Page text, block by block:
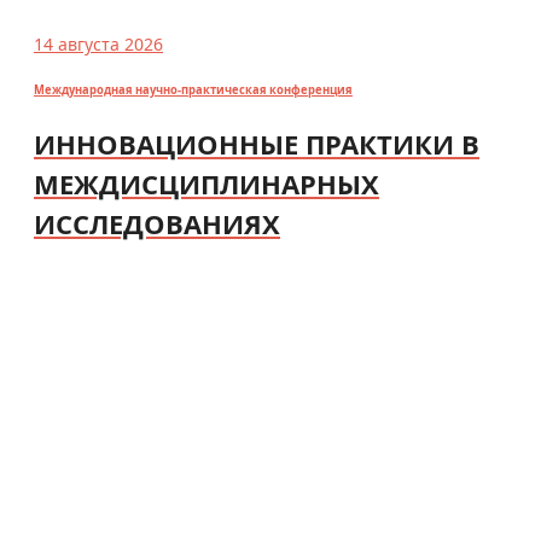
14 августа 2026
Международная научно-практическая конференция
ИННОВАЦИОННЫЕ ПРАКТИКИ В
МЕЖДИСЦИПЛИНАРНЫХ
ИССЛЕДОВАНИЯХ